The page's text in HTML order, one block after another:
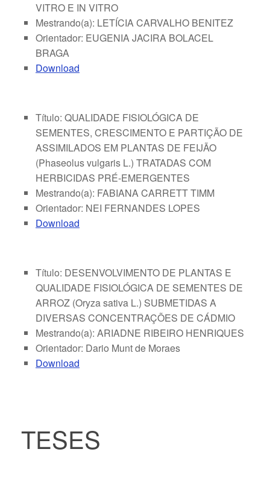
VITRO E IN VITRO
Mestrando(a): LETÍCIA CARVALHO BENITEZ
Orientador: EUGENIA JACIRA BOLACEL
BRAGA
Download
Título: QUALIDADE FISIOLÓGICA DE
SEMENTES, CRESCIMENTO E PARTIÇÃO DE
ASSIMILADOS EM PLANTAS DE FEIJÃO
(Phaseolus vulgaris L.) TRATADAS COM
HERBICIDAS PRÉ-EMERGENTES
Mestrando(a): FABIANA CARRETT TIMM
Orientador: NEI FERNANDES LOPES
Download
Título: DESENVOLVIMENTO DE PLANTAS E
QUALIDADE FISIOLÓGICA DE SEMENTES DE
ARROZ (Oryza sativa L.) SUBMETIDAS A
DIVERSAS CONCENTRAÇÕES DE CÁDMIO
Mestrando(a): ARIADNE RIBEIRO HENRIQUES
Orientador: Dario Munt de Moraes
Download
TESES